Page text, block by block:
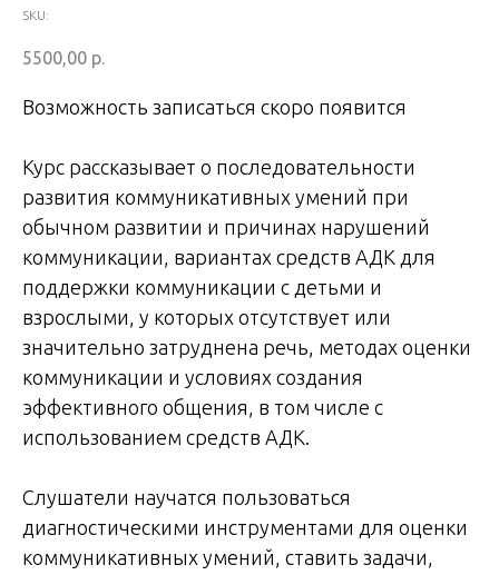
SKU:
5500,00 р.
Возможность записаться скоро появится
Курс рассказывает о последовательности
развития коммуникативных умений при
обычном развитии и причинах нарушений
коммуникации, вариантах средств АДК для
поддержки коммуникации с детьми и
взрослыми, у которых отсутствует или
значительно затруднена речь, методах оценки
коммуникации и условиях создания
эффективного общения, в том числе с
использованием средств АДК.
Слушатели научатся пользоваться
диагностическими инструментами для оценки
коммуникативных умений, ставить задачи,